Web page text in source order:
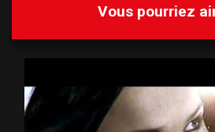
Vous pourriez